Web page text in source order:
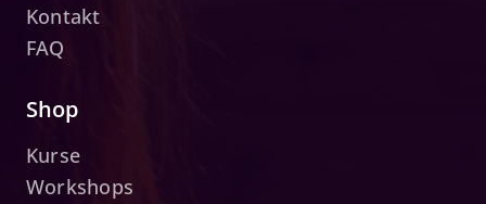
Kontakt
FAQ
Shop
Kurse
Workshops